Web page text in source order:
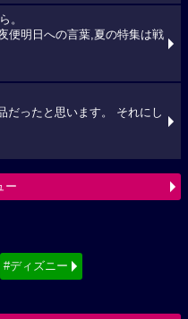
。
便明日への言葉,夏の特集は戦
だったと思います。 それにし
ー
#ディズニー